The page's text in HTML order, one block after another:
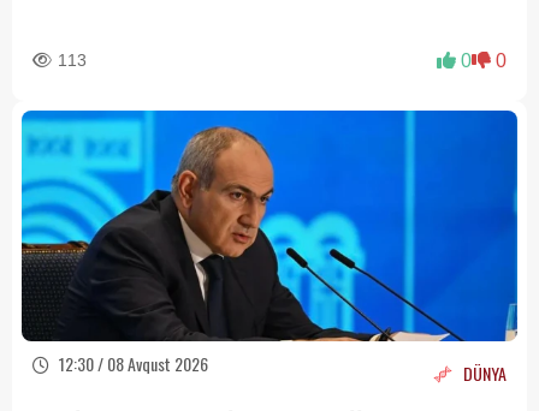
113 0 0
12:30 / 08 Avqust 2026 DÜNYA